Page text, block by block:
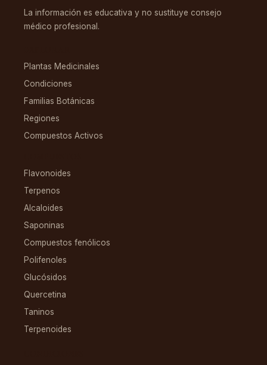
La información es educativa y no sustituye consejo
médico profesional.
Plantas Medicinales
Condiciones
Familias Botánicas
Regiones
Compuestos Activos
Flavonoides
Terpenos
Alcaloides
Saponinas
Compuestos fenólicos
Polifenoles
Glucósidos
Quercetina
Taninos
Terpenoides